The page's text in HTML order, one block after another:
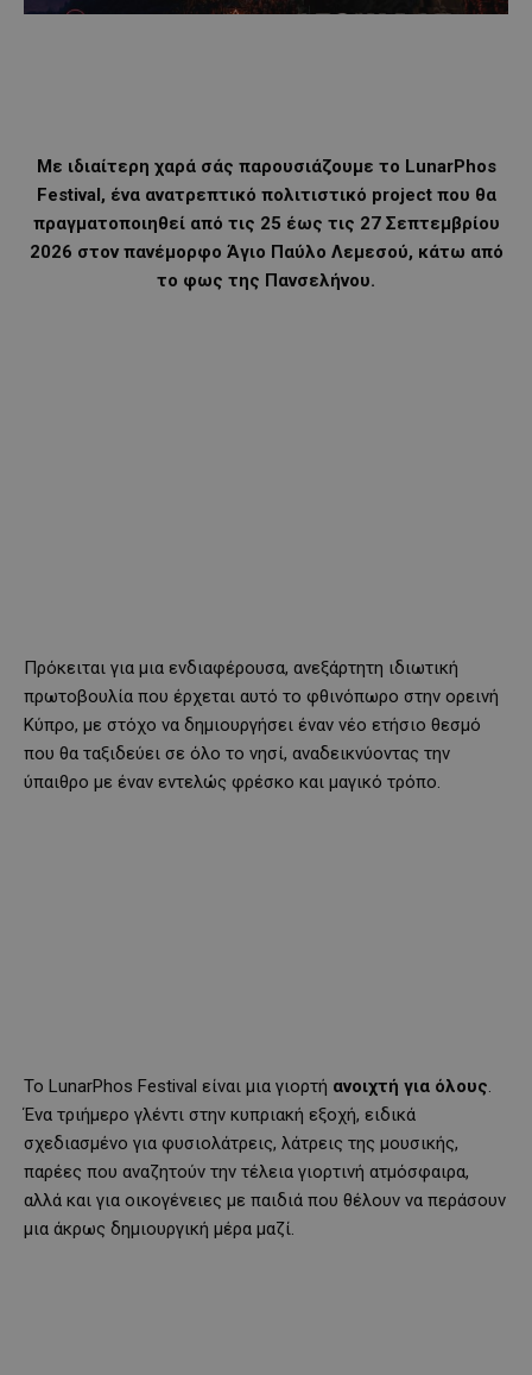
Με ιδιαίτερη χαρά σάς παρουσιάζουμε το LunarPhos
Festival, ένα ανατρεπτικό πολιτιστικό project που θα
πραγματοποιηθεί από τις 25 έως τις 27 Σεπτεμβρίου
2026 στον πανέμορφο Άγιο Παύλο Λεμεσού, κάτω από
το φως της Πανσελήνου.
Πρόκειται για μια ενδιαφέρουσα, ανεξάρτητη ιδιωτική
πρωτοβουλία που έρχεται αυτό το φθινόπωρο στην ορεινή
Κύπρο, με στόχο να δημιουργήσει έναν νέο ετήσιο θεσμό
που θα ταξιδεύει σε όλο το νησί, αναδεικνύοντας την
ύπαιθρο με έναν εντελώς φρέσκο και μαγικό τρόπο.
Το LunarPhos Festival είναι μια γιορτή ανοιχτή για όλους
Ένα τριήμερο γλέντι στην κυπριακή εξοχή, ειδικά
σχεδιασμένο για φυσιολάτρεις, λάτρεις της μουσικής,
παρέες που αναζητούν την τέλεια γιορτινή ατμόσφαιρα,
αλλά και για οικογένειες με παιδιά που θέλουν να περάσουν
μια άκρως δημιουργική μέρα μαζί.